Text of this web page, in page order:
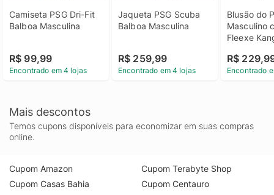
Camiseta PSG Dri-Fit
Balboa Masculina
R$ 99,99
Encontrado em 4 lojas
Jaqueta PSG Scuba
Balboa Masculina
R$ 259,99
Encontrado em 4 lojas
Blusão do
Masculino
Fleexe
R$
Encontrado
Mais descontos
Temos cupons disponíveis para economizar em suas compras
online.
Cupom Amazon
Cupom Casas Bahia
Cupom Terabyte Shop
Cupom Centauro